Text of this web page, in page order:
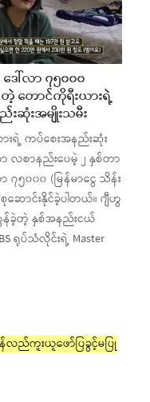
ေါ်လာ ၇၅၀၀၀
တဲ့ တောင်ကိုရီးယားရဲ့
ဆုံးအမျိုးသမီး
းရဲ့ ကပ်စေးအနည်းဆုံး
လစာနည်းပေမဲ့ ၂ နှစ်တာ
၇၅၀၀၀ (မြန်မာငွေ သိန်း
ဆောင်းနိုင်ခဲ့ပါတယ်။ ဂျီဟွ
တဲ့ နှစ်အနည်းငယ်
ရုပ်သံလိုင်းရဲ့ Master
ြန်လည်ကူးယူဖော်ပြခွင့်မပြု